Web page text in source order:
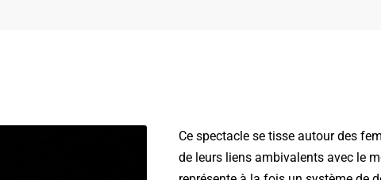
Ce spectacle se tisse autour des
de leurs liens ambivalents avec le